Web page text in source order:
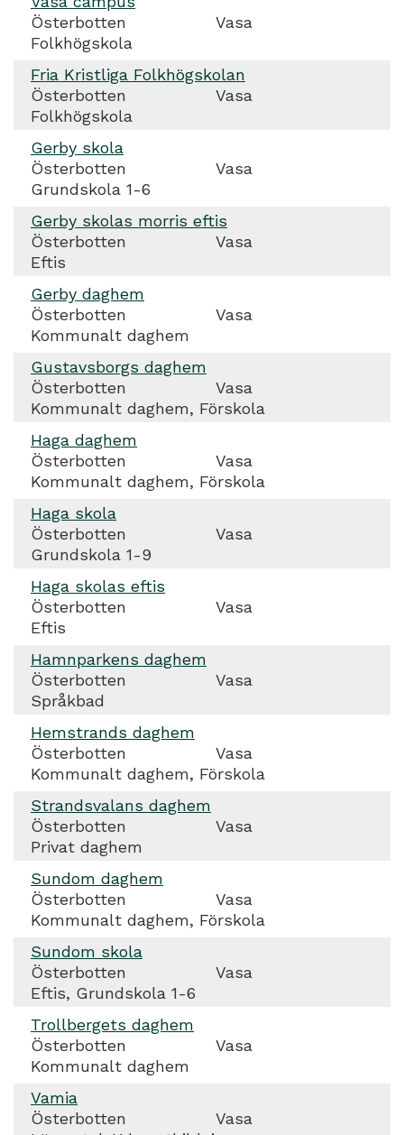
Österbotten
Vasa
Folkhögskola
Fria Kristliga Folkhögskolan
Österbotten
Vasa
Folkhögskola
Gerby skola
Österbotten
Vasa
Grundskola 1-6
Gerby skolas morris eftis
Österbotten
Vasa
Eftis
Gerby daghem
Österbotten
Vasa
Kommunalt daghem
Gustavsborgs daghem
Österbotten
Vasa
Kommunalt daghem, Förskola
Haga daghem
Österbotten
Vasa
Kommunalt daghem, Förskola
Haga skola
Österbotten
Vasa
Grundskola 1-9
Haga skolas eftis
Österbotten
Vasa
Eftis
Hamnparkens daghem
Österbotten
Vasa
Språkbad
Hemstrands daghem
Österbotten
Vasa
Kommunalt daghem, Förskola
Strandsvalans daghem
Österbotten
Vasa
Privat daghem
Sundom daghem
Österbotten
Vasa
Kommunalt daghem, Förskola
Sundom skola
Österbotten
Vasa
Eftis, Grundskola 1-6
Trollbergets daghem
Österbotten
Vasa
Kommunalt daghem
Vamia
Österbotten
Vasa